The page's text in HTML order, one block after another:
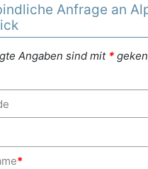
Anfrage an
Angaben sind mit *
*